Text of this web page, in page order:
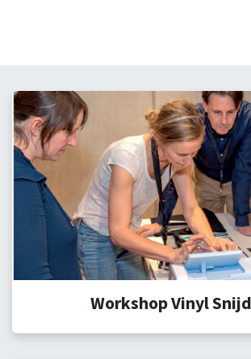
Workshop Vinyl